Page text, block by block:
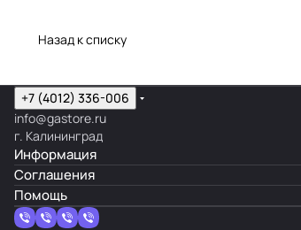
Назад к списку
+7 (4012) 336-006
info@gastore.ru
г. Калининград
Информация
Соглашения
Помощь